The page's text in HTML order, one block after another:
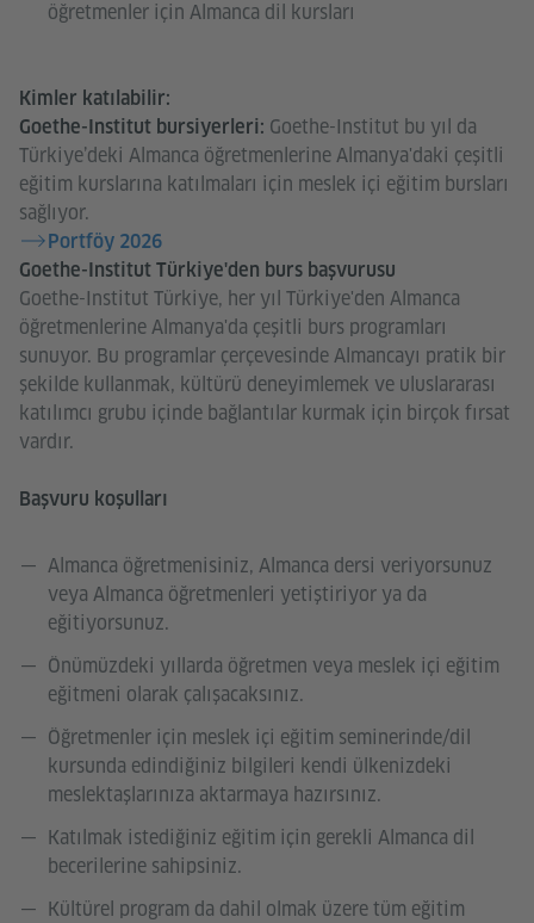
öğretmenler için Almanca dil kursları
Kimler katılabilir:
Goethe-Institut bursiyerleri: Goethe-Institut bu yıl da
Türkiye’deki Almanca öğretmenlerine Almanya'daki çeşitli
eğitim kurslarına katılmaları için meslek içi eğitim bursları
sağlıyor.
Portföy 2026
Goethe-Institut Türkiye'den burs başvurusu
Goethe-Institut Türkiye, her yıl Türkiye'den Almanca
öğretmenlerine Almanya'da çeşitli burs programları
sunuyor. Bu programlar çerçevesinde Almancayı pratik bir
şekilde kullanmak, kültürü deneyimlemek ve uluslararası
katılımcı grubu içinde bağlantılar kurmak için birçok fırsat
vardır.
Başvuru koşulları
Almanca öğretmenisiniz, Almanca dersi veriyorsunuz
veya Almanca öğretmenleri yetiştiriyor ya da
eğitiyorsunuz.
Önümüzdeki yıllarda öğretmen veya meslek içi eğitim
eğitmeni olarak çalışacaksınız.
Öğretmenler için meslek içi eğitim seminerinde/dil
kursunda edindiğiniz bilgileri kendi ülkenizdeki
meslektaşlarınıza aktarmaya hazırsınız.
Katılmak istediğiniz eğitim için gerekli Almanca dil
becerilerine sahipsiniz.
Kültürel program da dahil olmak üzere tüm eğitim